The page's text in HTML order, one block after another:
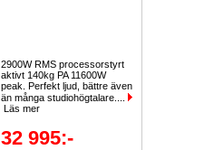
2900W RMS processorstyrt
aktivt 140kg PA 11600W
peak. Perfekt ljud, bättre även
än många studiohögtalare....
Läs mer
32 995:-